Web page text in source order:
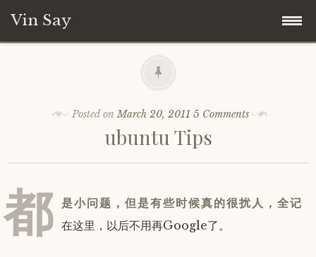
Vin Say
Posted onMarch 20, 2011 5 Comments
ubuntu Tips
都 是小问题，但是有些时候真的很扰人，全记
在这里，以后不用再Google了。